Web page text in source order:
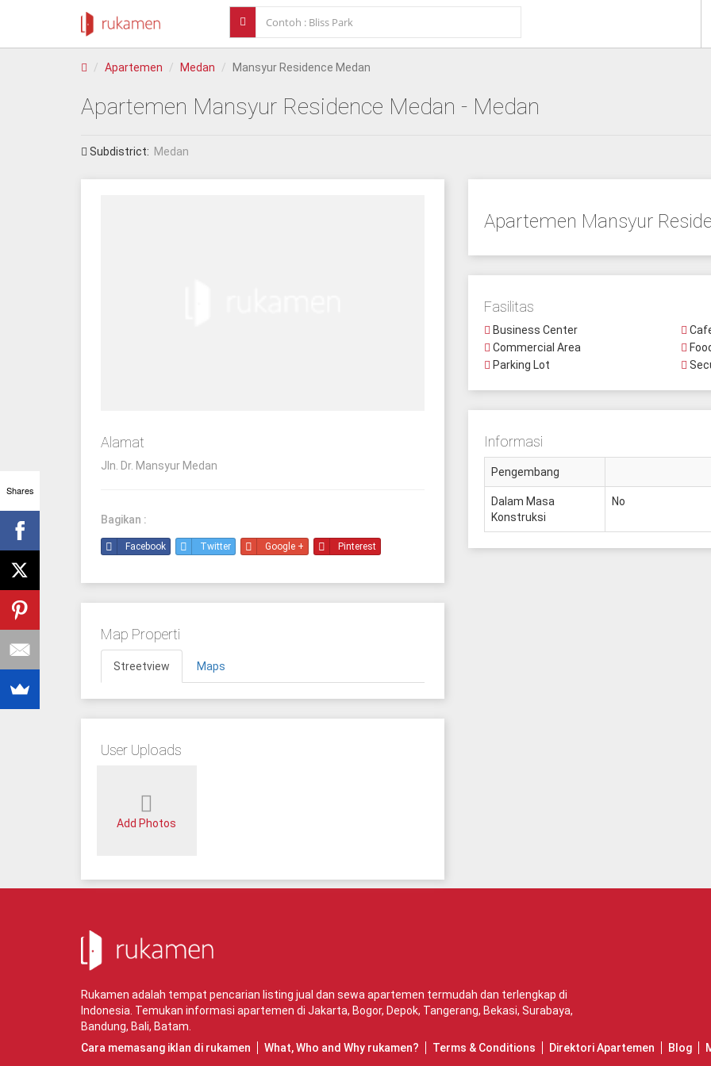
Apartemen Medan Mansyur Residence Medan
Apartemen Mansyur Residence Medan - Medan
Subdistrict: Medan
Apartemen Mansyur
Fasilitas
Business Center
Commercial Area
Parking Lot
Informasi
Pengembang
Dalam Masa
Konstruksi
No
Alamat
Jln. Dr. Mansyur Medan
Bagikan :
Facebook Twitter Google + Pinterest
Map Properti
Streetview Maps
User Uploads
Add Photos
Rukamen adalah tempat pencarian listing jual dan sewa apartemen termudah dan terlengkap di
Indonesia. Temukan informasi apartemen di Jakarta, Bogor, Depok, Tangerang, Bekasi, Surabaya,
Bandung, Bali, Batam
Cara memasang iklan di rukamen
What, Who and Why rukamen? Terms & Conditions Direktori Apartemen Blog
Shares